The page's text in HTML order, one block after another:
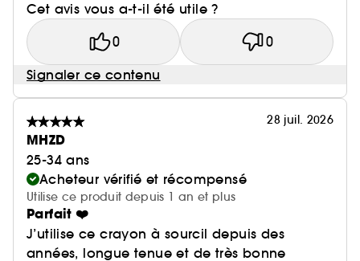
Cet avis vous a-t-il été utile ?
0 0
Signaler ce contenu
28 juil. 2026
MHZD
25-34 ans
Acheteur vérifié et récompensé
Utilise ce produit depuis 1 an et plus
Parfait ❤️
J’utilise ce crayon à sourcil depuis des
années, longue tenue et de très bonne